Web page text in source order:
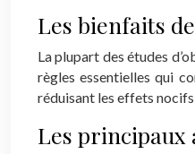
Les bienfaits
La plupart des études
règles essentielles qui
réduisant les effets
Les principaux